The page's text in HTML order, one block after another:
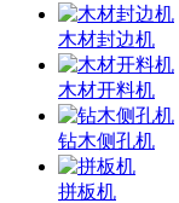
木材封边机
木材开料机
钻木侧孔机
拼板机